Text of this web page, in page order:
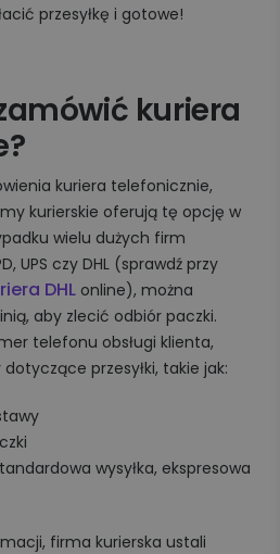
przesyłkę i gotowe!
kuriera
kuriera telefonicznie,
kurierskie oferują tę opcję w
wielu dużych firm
UPS czy DHL (sprawdź przy
DHL online), można
aby zlecić odbiór paczki.
telefonu obsługi klienta,
przesyłki, takie jak:
wysyłka, ekspresowa
firma kurierska ustali